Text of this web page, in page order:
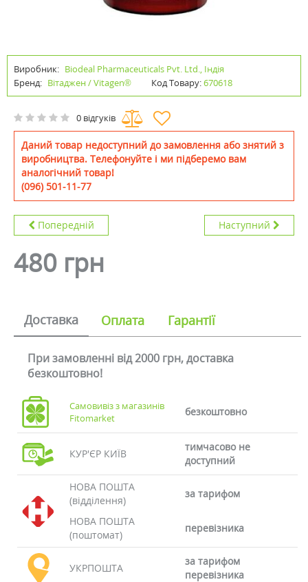
Виробник: Biodeal Pharmaceuticals Pvt. Ltd., Індія
Бренд: Вітаджен / Vitagen® Код Товару:670618
0 відгуків
Даний товар недоступний до замовлення або знятий з
виробництва. Телефонуйте і ми підберемо вам
аналогічний товар!
(096) 501-11-77
Попередній Наступний
480 грн
Доставка Оплата Гарантії
При замовленні від 2000 грн, доставка
безкоштовно!
Самовивіз з магазинів
Fitomarket
безкоштовно
КУР'ЄР КИЇВ
тимчасово не
доступний
НОВА ПОШТА
(відділення)
за тарифом
НОВА ПОШТА
(поштомат)
перевізника
УКРПОШТА
за тарифом
перевізника